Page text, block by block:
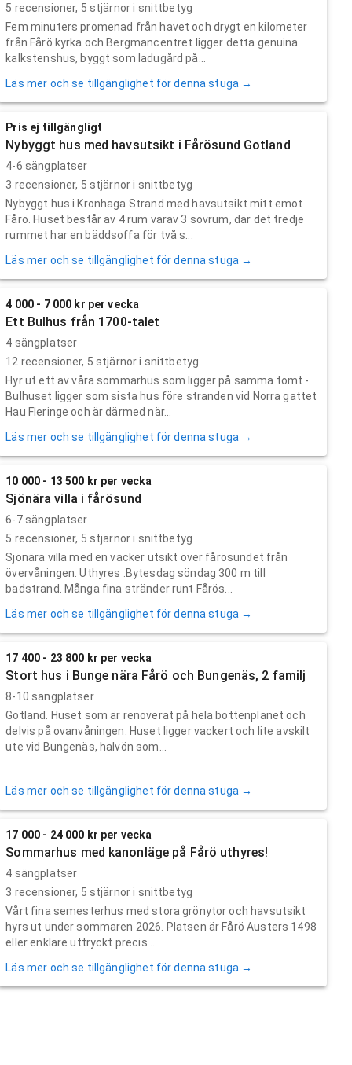
5 recensioner, 5 stjärnor i snittbetyg
Fem minuters promenad från havet och drygt en kilometer
från Fårö kyrka och Bergmancentret ligger detta genuina
kalkstenshus, byggt som ladugård på...
Läs mer och se tillgänglighet för denna stuga →
Pris ej tillgängligt
Nybyggt hus med havsutsikt i Fårösund Gotland
4-6 sängplatser
3 recensioner, 5 stjärnor i snittbetyg
Nybyggt hus i Kronhaga Strand med havsutsikt mitt emot
Fårö. Huset består av 4 rum varav 3 sovrum, där det tredje
rummet har en bäddsoffa för två s...
Läs mer och se tillgänglighet för denna stuga →
4 000 - 7 000 kr per vecka
Ett Bulhus från 1700-talet
4 sängplatser
12 recensioner, 5 stjärnor i snittbetyg
Hyr ut ett av våra sommarhus som ligger på samma tomt -
Bulhuset ligger som sista hus före stranden vid Norra gattet
Hau Fleringe och är därmed när...
Läs mer och se tillgänglighet för denna stuga →
10 000 - 13 500 kr per vecka
Sjönära villa i fårösund
6-7 sängplatser
5 recensioner, 5 stjärnor i snittbetyg
Sjönära villa med en vacker utsikt över fårösundet från
övervåningen. Uthyres .Bytesdag söndag 300 m till
badstrand. Många fina stränder runt Fårös...
Läs mer och se tillgänglighet för denna stuga →
17 400 - 23 800 kr per vecka
Stort hus i Bunge nära Fårö och Bungenäs, 2 familj
8-10 sängplatser
Gotland. Huset som är renoverat på hela bottenplanet och
delvis på ovanvåningen. Huset ligger vackert och lite avskilt
ute vid Bungenäs, halvön som...
Läs mer och se tillgänglighet för denna stuga →
17 000 - 24 000 kr per vecka
Sommarhus med kanonläge på Fårö uthyres!
4 sängplatser
3 recensioner, 5 stjärnor i snittbetyg
Vårt fina semesterhus med stora grönytor och havsutsikt
hyrs ut under sommaren 2026. Platsen är Fårö Austers 1498
eller enklare uttryckt precis ...
Läs mer och se tillgänglighet för denna stuga →